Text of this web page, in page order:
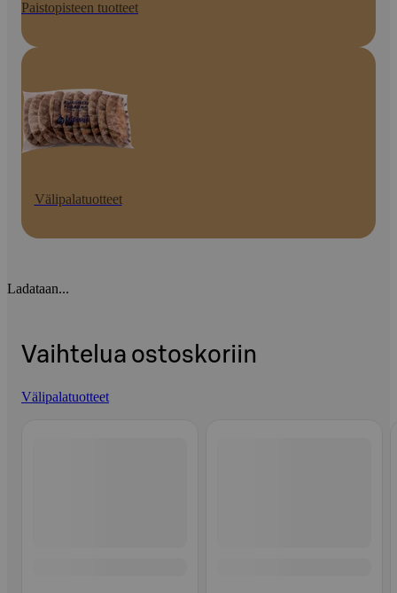
Paistopisteen tuotteet
Välipalatuotteet
Ladataan...
Vaihtelua ostoskoriin
Välipalatuotteet